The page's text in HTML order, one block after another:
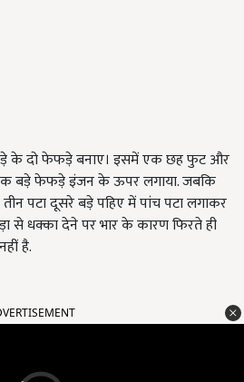
के दो फेफड़े बनाए। इसमें एक छह फुट और
बड़े फेफड़े इंजन के ऊपर लगाया. जबकि
पटा दूसरे बड़े पहिए में पांच पटा लगाकर
से धक्का देने पर भार के कारण फिरते ही
है.